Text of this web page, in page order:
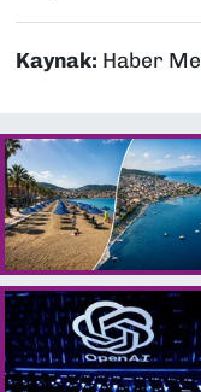
Kaynak: Haber